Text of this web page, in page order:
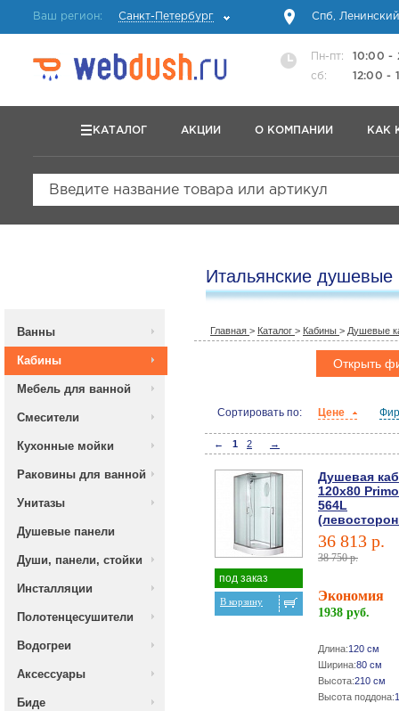
Ваш регион: Санкт-Петербург Спб,
Пн-пт:
10:00 -
сб:
12:00 -
КАТАЛОГ АКЦИИ О КОМПАНИИ КАК
Введите название товара или артикул
Итальянские душевые
Ванны
Кабины
Мебель для ванной
Смесители
Кухонные мойки
Раковины для ванной
Унитазы
Душевые панели
Души, панели, стойки
Инсталляции
Полотенцесушители
Водогреи
Аксессуары
Биде
Главная > Каталог > Кабины > Душевые
Открыть
Сортировать по: Цене
← 1 2 →
под заказ
В корзину
Душевая
120х80 Primo
564L
36 813 р.
38 750 р.
Экономия
1938 руб.
Длина:120 см
Ширина:80 см
Высота:210 см
Высота поддона: